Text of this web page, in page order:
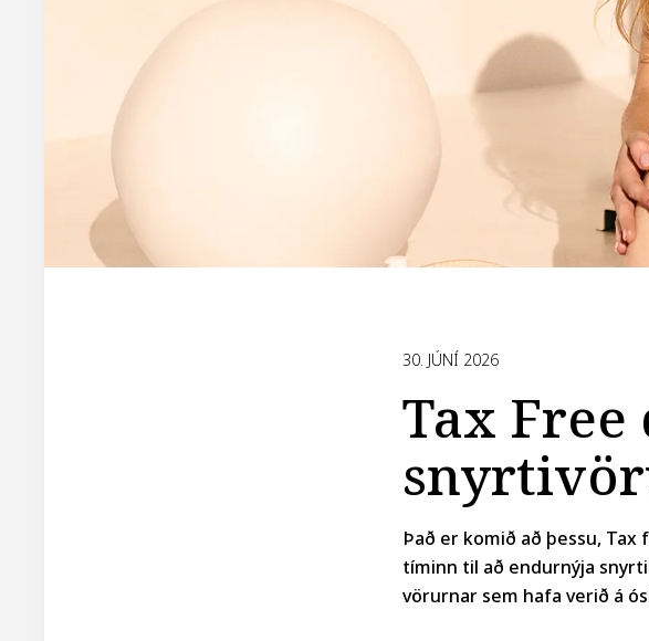
30. JÚNÍ 2026
Tax Free
Það er komið að þessu,
tíminn til að endurnýja
vörurnar sem hafa verið á